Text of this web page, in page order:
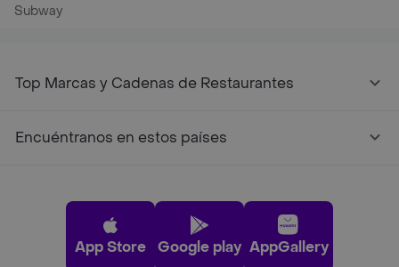
Subway
Top Marcas y Cadenas de Restaurantes
Encuéntranos en estos países
App Store Google play AppGallery